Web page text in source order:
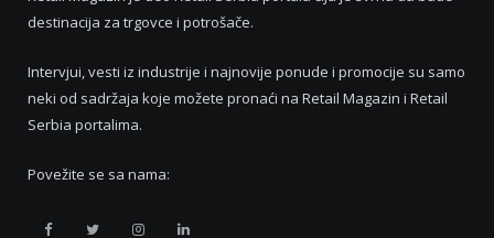
destinacija za trgovce i potrošače.
Intervjui, vesti iz industrije i najnovije ponude i promocije su samo
neki od sadržaja koje možete pronaći na Retail Magazin i Retail
Serbia portalima.
Povežite se sa nama:
Retail Retail Retail Retail